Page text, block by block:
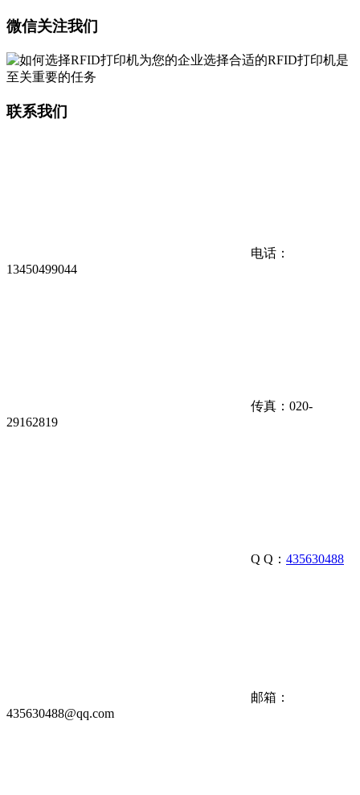
微信关注我们
联系我们
电话：
13450499044
传真：020-
29162819
Q Q： 435630488
邮箱：
435630488@qq.com